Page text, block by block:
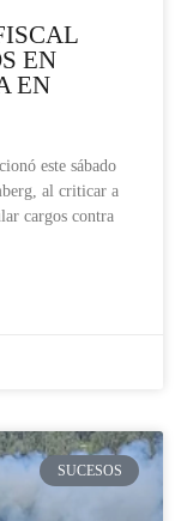
EN
EN
este sábado
al criticar a
cargos contra
SUCESOS